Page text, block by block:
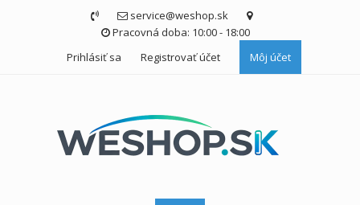
service@weshop.sk
Pracovná doba: 10:00 - 18:00
Prihlásiť sa
Registrovať účet Môj účet